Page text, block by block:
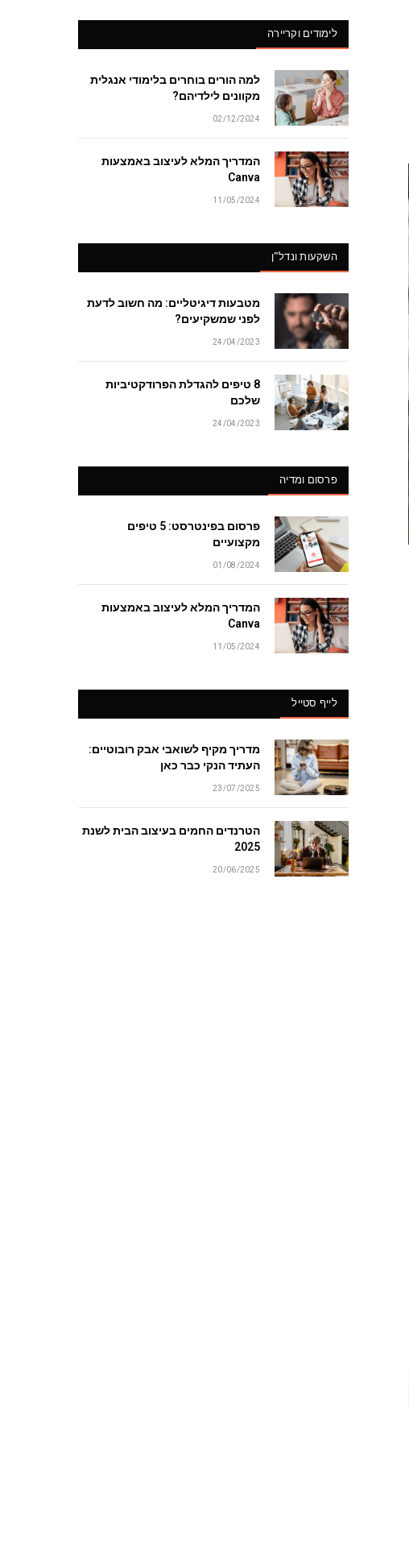
לימודים וקריירה
למה הורים בוחרים בלימודי אנגלית
מקוונים לילדיהם?
02/12/2024
המדריך המלא לעיצוב באמצעות
Canva
11/05/2024
השקעות ונדל"ן
מטבעות דיגיטליים: מה חשוב לדעת
לפני שמשקיעים?
24/04/2023
8 טיפים להגדלת הפרודקטיביות
שלכם
24/04/2023
פרסום ומדיה
פרסום בפינטרסט: 5 טיפים
מקצועיים
01/08/2024
המדריך המלא לעיצוב באמצעות
Canva
11/05/2024
לייף סטייל
מדריך מקיף לשואבי אבק רובוטיים:
העתיד הנקי כבר כאן
23/07/2025
הטרנדים החמים בעיצוב הבית לשנת
2025
20/06/2025